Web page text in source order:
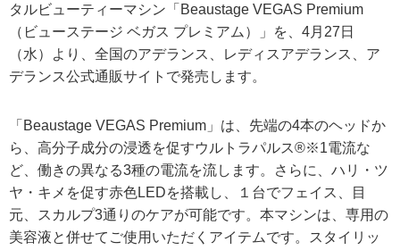
タルビューティーマシン「Beaustage VEGAS Premium
（ビューステージ ベガス プレミアム）」を、4月27日
（水）より、全国のアデランス、レディスアデランス、ア
デランス公式通販サイトで発売します。
「Beaustage VEGAS Premium」は、先端の4本のヘッドか
ら、高分子成分の浸透を促すウルトラパルス®※1電流な
ど、働きの異なる3種の電流を流します。さらに、ハリ・ツ
ヤ・キメを促す赤色LEDを搭載し、１台でフェイス、目
元、スカルプ3通りのケアが可能です。本マシンは、専用の
美容液と併せてご使用いただくアイテムです。スタイリッ